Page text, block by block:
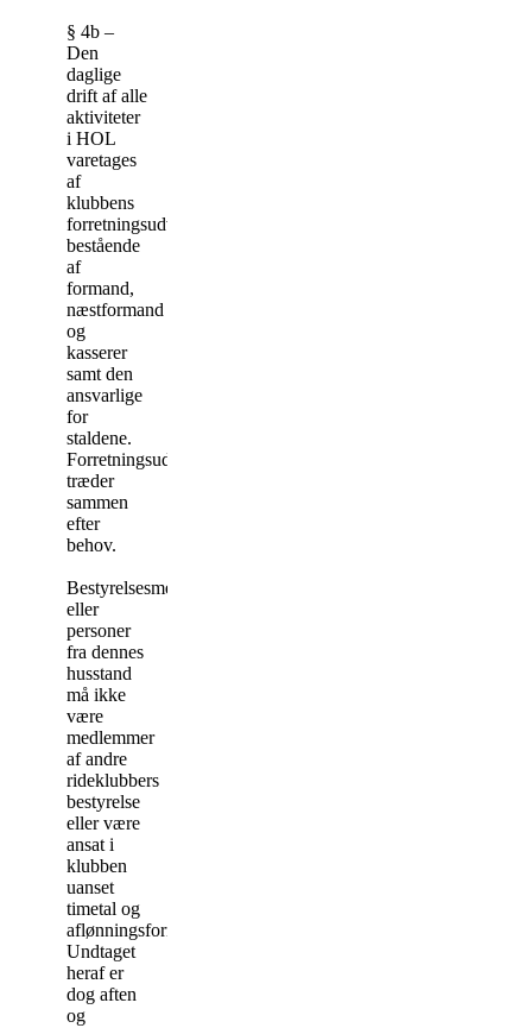
§ 4b –
Den
daglige
drift af alle
aktiviteter
i HOL
varetages
af
klubbens
forretningsudvalg
bestående
af
formand,
næstformand
og
kasserer
samt den
ansvarlige
for
staldene.
Forretningsudvalget
træder
sammen
efter
behov.
Bestyrelsesmedlemmer
eller
personer
fra dennes
husstand
må ikke
være
medlemmer
af andre
rideklubbers
bestyrelse
eller være
ansat i
klubben
uanset
timetal og
aflønningsform.
Undtaget
heraf er
dog aften
og